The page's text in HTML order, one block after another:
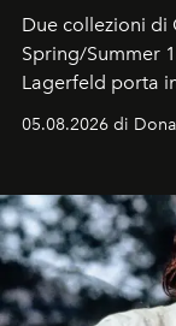
Due collezioni di
Spring/Summer
Lagerfeld porta
logomania
Kate, Claudia e
uno dei
05.08.2026 di